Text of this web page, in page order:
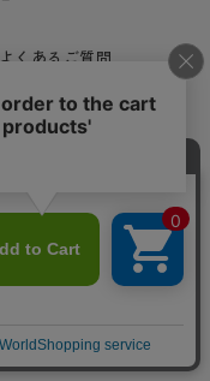
よくあるご質問
ご利用規約